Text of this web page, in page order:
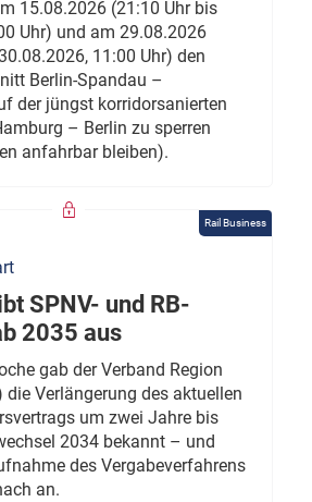
15.08.2026 (21:10 Uhr bis
Uhr) und am 29.08.2026
11:00 Uhr) den
Berlin-Spandau –
der jüngst korridorsanierten
– Berlin zu sperren
anfahrbar bleiben).
Rail Business
SPNV- und RB-
2035 aus
gab der Verband Region
die Verlängerung des aktuellen
um zwei Jahre bis
2034 bekannt – und
des Vergabeverfahrens
an.